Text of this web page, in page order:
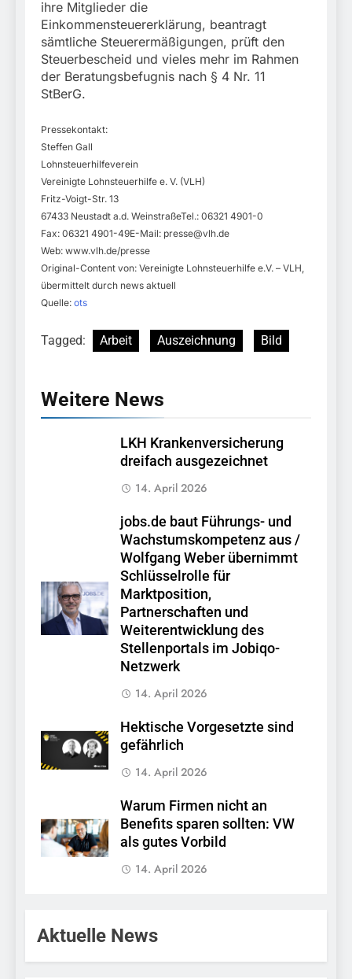
ihre Mitglieder die
Einkommensteuererklärung, beantragt
sämtliche Steuerermäßigungen, prüft den
Steuerbescheid und vieles mehr im Rahmen
der Beratungsbefugnis nach § 4 Nr. 11
StBerG.
Pressekontakt:
Steffen Gall
Lohnsteuerhilfeverein
Vereinigte Lohnsteuerhilfe e. V. (VLH)
Fritz-Voigt-Str. 13
67433 Neustadt a.d. WeinstraßeTel.: 06321 4901-0
Fax: 06321 4901-49E-Mail: presse@vlh.de
Web: www.vlh.de/presse
Original-Content von: Vereinigte Lohnsteuerhilfe e.V. – VLH,
übermittelt durch news aktuell
Quelle: ots
Tagged: Arbeit Auszeichnung Bild
Weitere News
LKH Krankenversicherung
dreifach ausgezeichnet
14. April 2026
jobs.de baut Führungs- und
Wachstumskompetenz aus /
Wolfgang Weber übernimmt
Schlüsselrolle für
Marktposition,
Partnerschaften und
Weiterentwicklung des
Stellenportals im Jobiqo-
Netzwerk
14. April 2026
Hektische Vorgesetzte sind
gefährlich
14. April 2026
Warum Firmen nicht an
Benefits sparen sollten: VW
als gutes Vorbild
14. April 2026
Aktuelle News